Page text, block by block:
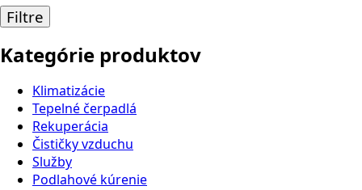
Filtre
Kategórie produktov
Klimatizácie
Tepelné čerpadlá
Rekuperácia
Čističky vzduchu
Služby
Podlahové kúrenie